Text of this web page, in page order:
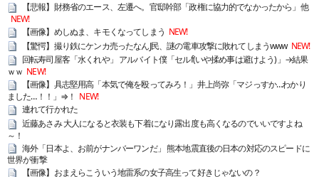
【悲報】財務省のエース、左遷へ。官邸幹部「政権に協力的でなかったから」他
NEW!
【画像】めしぬま、キモくなってしまう NEW!
【驚愕】撮り鉄にケンカ売ったなんJ民、謎の電車攻撃に敗れてしまうwww NEW!
回転寿司屋客「水くれや」 アルバイト僕「セルf(いや揉め事は避けよう)」→結果
ｗｗ NEW!
【画像】具志堅用高「本気で俺を殴ってみろ！」井上尚弥「マジっすか…わかり
ました…！！」⇒！ NEW!
連れて行かれた
近藤あさみ 大人になると衣装も下着になり露出度も高くなるのでいいですよね
～！
海外「日本よ、お前がナンバーワンだ」 熊本地震直後の日本の対応のスピードに
世界が衝撃
【画像】おまえらこういう地雷系の女子高生って好きじゃないの？